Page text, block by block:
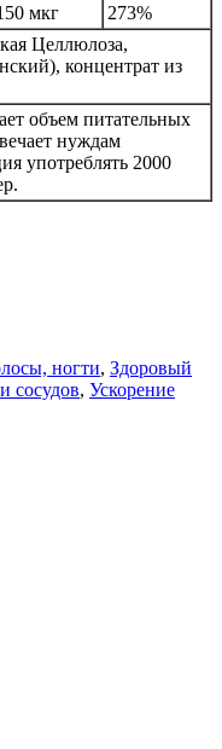
мкг
273%
Целлюлоза,
концентрат из
объем питательных
нуждам
употреблять 2000
ногти, Здоровый
сосудов, Ускорение